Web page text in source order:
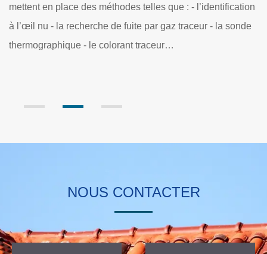
alors un service de vérification de toiture et recherche de
fuite à Roy Boissy. Nous mettons en place le devis
vérification de toiture gratuit et sans engagement.
NOUS CONTACTER